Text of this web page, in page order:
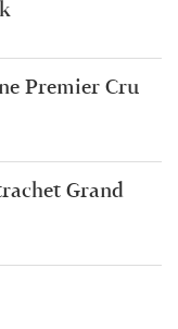
Premier Cru
Grand